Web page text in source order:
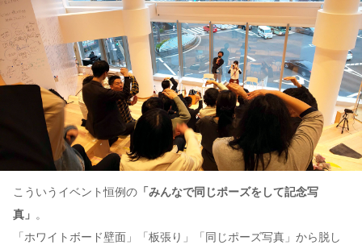
こういうイベント恒例の 「みんなで同じポーズをして記念写
真」 。
「ホワイトボード壁面」「板張り」「同じポーズ写真」から脱し